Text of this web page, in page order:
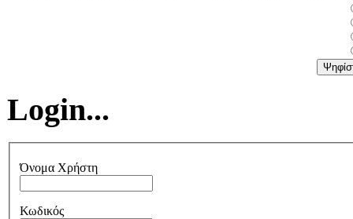
Login...
Όνομα Χρήστη
Κωδικός